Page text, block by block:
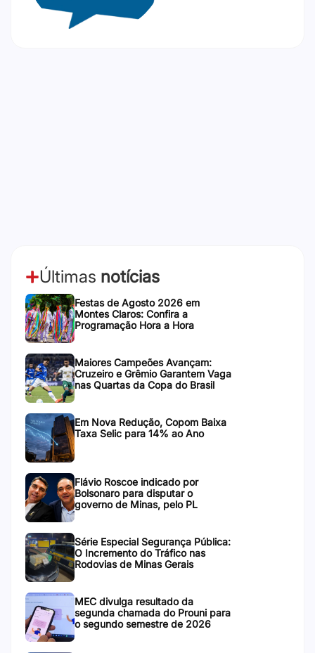
Últimas notícias
Festas de Agosto 2026 em
Montes Claros: Confira a
Programação Hora a Hora
Maiores Campeões Avançam:
Cruzeiro e Grêmio Garantem Vaga
nas Quartas da Copa do Brasil
Em Nova Redução, Copom Baixa
Taxa Selic para 14% ao Ano
Flávio Roscoe indicado por
Bolsonaro para disputar o
governo de Minas, pelo PL
Série Especial Segurança Pública:
O Incremento do Tráfico nas
Rodovias de Minas Gerais
MEC divulga resultado da
segunda chamada do Prouni para
o segundo semestre de 2026